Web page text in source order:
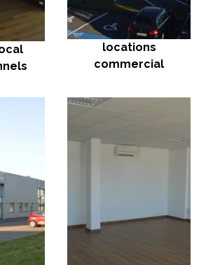
locations
commercial